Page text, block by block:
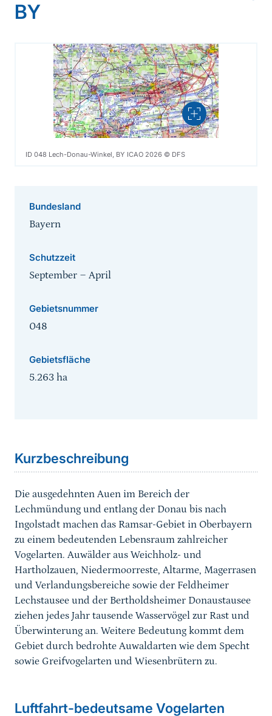
BY
Vergrößern
ID 048 Lech-Donau-Winkel, BY ICAO 2026 © DFS
Bundesland
Bayern
Schutzzeit
September ‒ April
Gebietsnummer
048
Gebietsfläche
5.263 ha
Kurzbeschreibung
Die ausgedehnten Auen im Bereich der
Lechmündung und entlang der Donau bis nach
Ingolstadt machen das Ramsar-Gebiet in Oberbayern
zu einem bedeutenden Lebensraum zahlreicher
Vogelarten. Auwälder aus Weichholz- und
Hartholzauen, Niedermoorreste, Altarme, Magerrasen
und Verlandungsbereiche sowie der Feldheimer
Lechstausee und der Bertholdsheimer Donaustausee
ziehen jedes Jahr tausende Wasservögel zur Rast und
Überwinterung an. Weitere Bedeutung kommt dem
Gebiet durch bedrohte Auwaldarten wie dem Specht
sowie Greifvogelarten und Wiesenbrütern zu.
Luftfahrt-bedeutsame Vogelarten